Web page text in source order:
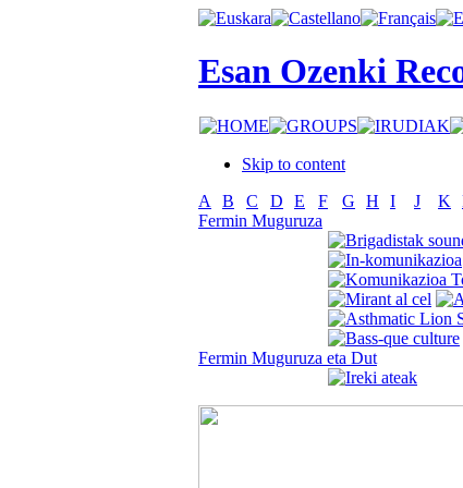
Esan Ozenki
Skip to content
A
B C D E F G H I J K
Fermin Muguruza
Fermin Muguruza eta Dut